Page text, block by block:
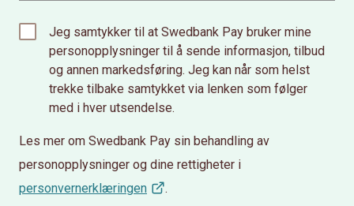
Jeg samtykker til at Swedbank Pay bruker mine
personopplysninger til å sende informasjon, tilbud
og annen markedsføring. Jeg kan når som helst
trekke tilbake samtykket via lenken som følger
med i hver utsendelse.
Les mer om Swedbank Pay sin behandling av
personopplysninger og dine rettigheter i
personvernerklæringen
.